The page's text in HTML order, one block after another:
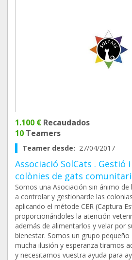
1.100 € Recaudados
10 Teamers
Teamer desde: 27/04/2017
Associació SolCats . Gestió
colònies de gats
Somos una Asociación sin ánimo de
a controlar y gestionarde las
aplicando el métode CER (Captura
proporcionándoles la atención
además de alimentarlos y velar por
bienestar. Somos un grupo
mucha ilusión y esperanza tiramos
y necesitamos vuestra ayuda para